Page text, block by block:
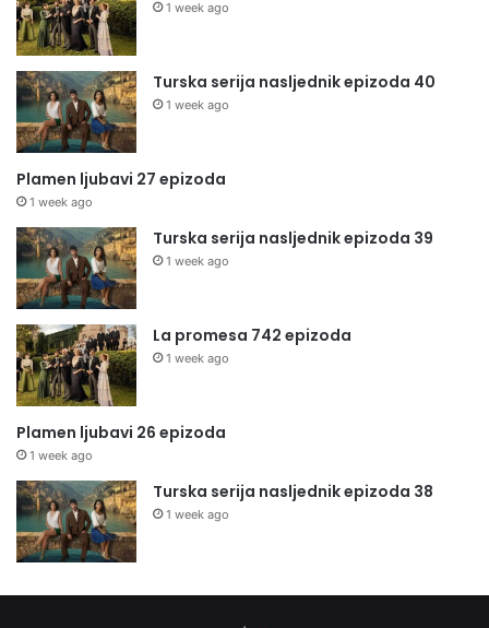
1 week ago
Turska serija nasljednik epizoda 40
1 week ago
Plamen ljubavi 27 epizoda
1 week ago
Turska serija nasljednik epizoda 39
1 week ago
La promesa 742 epizoda
1 week ago
Plamen ljubavi 26 epizoda
1 week ago
Turska serija nasljednik epizoda 38
1 week ago